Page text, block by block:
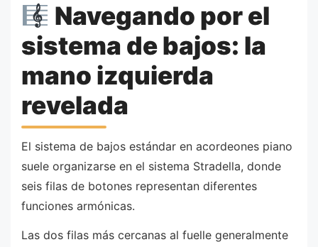
Navegando por el
sistema de bajos: la
mano izquierda
revelada
El sistema de bajos estándar en acordeones piano
suele organizarse en el sistema Stradella, donde
seis filas de botones representan diferentes
funciones armónicas.
Las dos filas más cercanas al fuelle generalmente